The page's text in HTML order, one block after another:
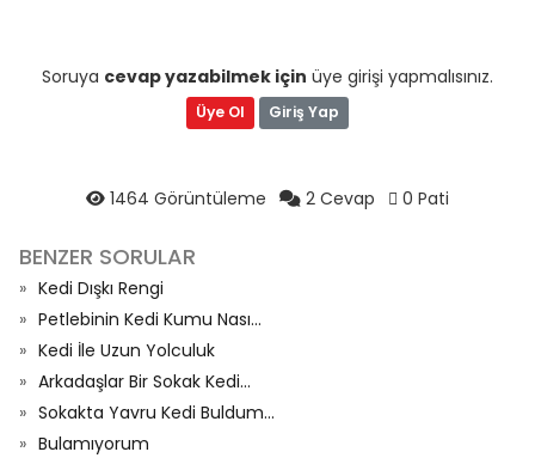
Soruya cevap yazabilmek için üye girişi yapmalısınız.
Üye Ol Giriş Yap
1464 Görüntüleme 2 Cevap 0 Pati
BENZER SORULAR
Kedi Dışkı Rengi
Petlebinin Kedi Kumu Nası...
Kedi İle Uzun Yolculuk
Arkadaşlar Bir Sokak Kedi...
Sokakta Yavru Kedi Buldum...
Bulamıyorum